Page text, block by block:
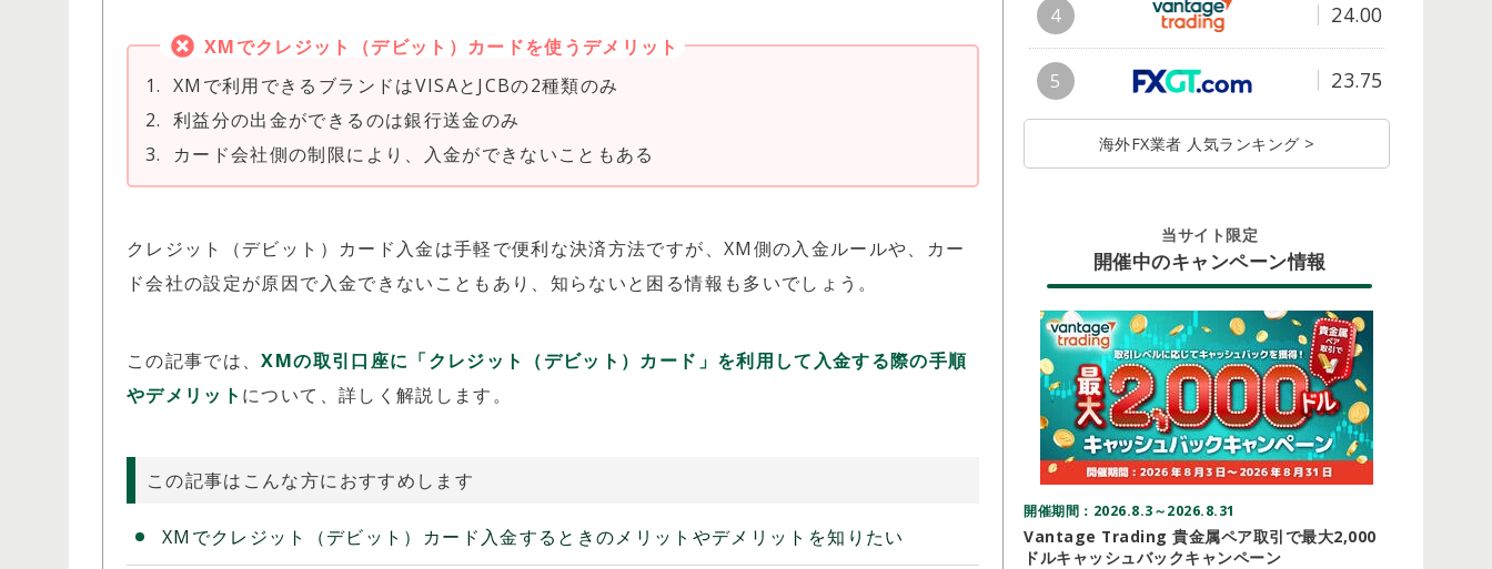
XMでクレジット（デビット） カードを使うデメリット
1. XMで利用できるブランドはVISAとJCBの2種類のみ
2. 利益分の出金ができるのは銀行送金のみ
3.
カード会社側の制限により、入金ができないこともある
クレジット（デビット）カード入金は手軽で便利な決済方法ですが、XM側の入金ルールや、カー
ド会社の設定が原因で入金できないこともあり、知らないと困る情報も多いでしょう。
この記事では、XMの取引口座に「クレジット（デビット）カード」を利用して入金する際の手順
やデメリット について、詳しく解説します。
この記事はこんな方におすすめします
XMでクレジット（デビット）カード入金するときのメリットやデメリットを知りたい
4 24.00
5 23.75
海外FX業者 人気ランキング >
当サイト限定
開催中のキャンペーン情報
HFM ロイヤルティ・プログラム HFM 100％入金ボーナス
開催期間：2026.8.3～2026.8.31
Vantage Trading 貴金属ペア取引で最大2,000
ドルキャッシュバックキャンペーン